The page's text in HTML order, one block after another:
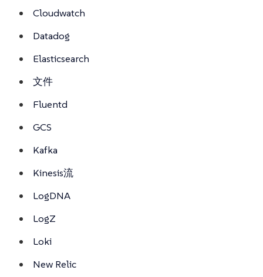
Cloudwatch
Datadog
Elasticsearch
文件
Fluentd
GCS
Kafka
Kinesis流
LogDNA
LogZ
Loki
New Relic